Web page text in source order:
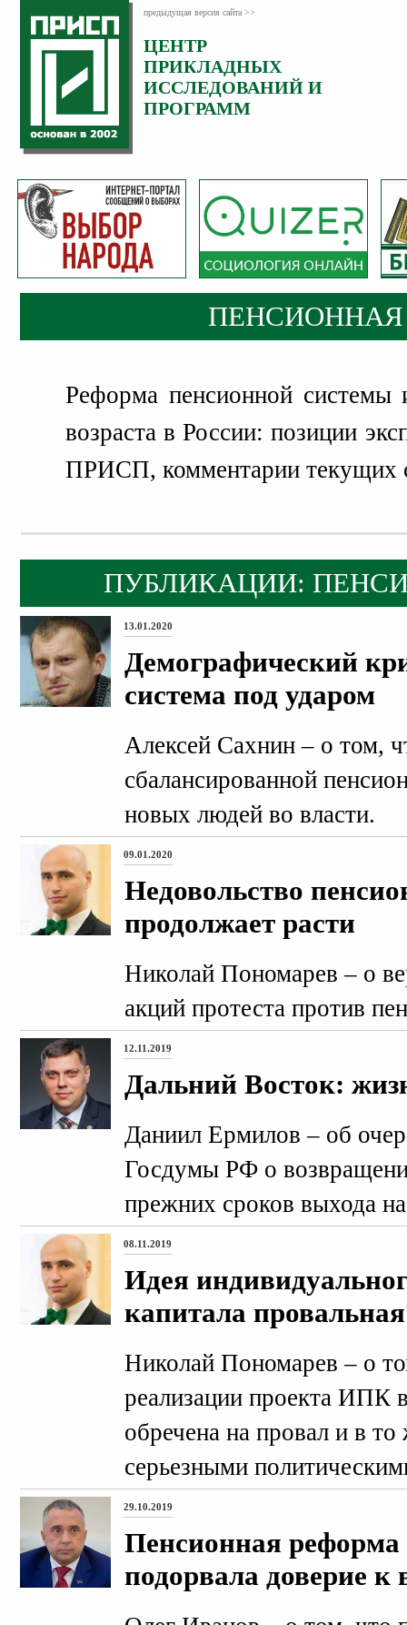
предыдущая версия сайта >>
ЦЕНТР
ПРИКЛАДНЫХ
ИССЛЕДОВАНИЙ И
ПРОГРАММ
Реформа пенсионной системы
возраста в России: позиции
ПРИСП, комментарии текущих
ПУБЛИКАЦИИ:
13.01.2020
Демографический
система под ударом
Алексей Сахнин – о том,
сбалансированной
новых людей во власти.
09.01.2020
Недовольство
продолжает расти
Николай Пономарев – о
акций протеста против
12.11.2019
Дальний Восток:
Даниил Ермилов – об
Госдумы РФ о
прежних сроков выхода
08.11.2019
Идея
капитала
Николай Пономарев – о
реализации проекта ИПК
обречена на провал и в то
серьезными
29.10.2019
Пенсионная реформа
подорвала доверие к